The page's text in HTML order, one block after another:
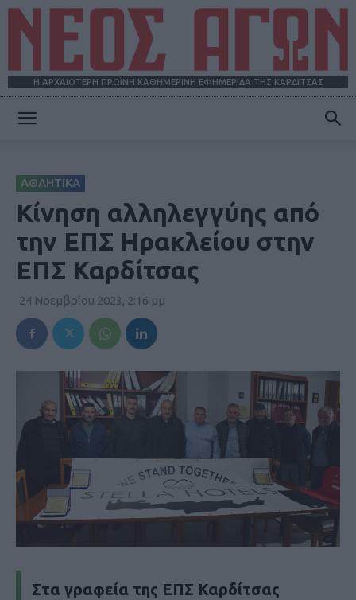
Η ΑΡΧΑΙΟΤΕΡΗ ΠΡΩΪΝΗ ΚΑΘΗΜΕΡΙΝΗ ΕΦΗΜΕΡΙΔΑ ΤΗΣ ΚΑΡΔΙΤΣΑΣ
ΑΘΛΗΤΙΚΑ
Κίνηση αλληλεγγύης από
την ΕΠΣ Ηρακλείου στην
ΕΠΣ Καρδίτσας
24 Νοεμβρίου 2023, 2:16 μμ
Στα γραφεία της ΕΠΣ Καρδίτσας